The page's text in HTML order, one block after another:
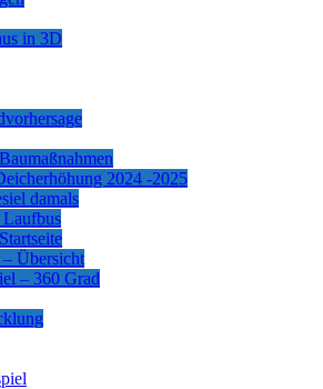
in 3D
2024 -2025
damals
Übersicht
– 360 Grad